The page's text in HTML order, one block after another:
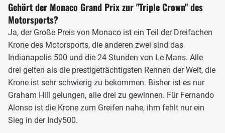
linksseitige Aufhängungen zerstört.
Anschließend geht es bergauf Richtung Beau Rivage und
Massenet. Die Linkskurve Massenet gehört zu den
schnellsten Ecken des Kurses und ist wegen einer Kuppe
schwer einzusehen. Nach der Casino-Kurve führt eine kurze
Gerade die Piloten bergab zur Mirabeau. Danach folgt eine
weitere kurze und sehr steile Bergab-Passage, ehe die
langsamste Kurve der Formel 1 folgt. Die ehemalige
Loews, heute Grand Hotel Hairpin, wird mit weniger als 50
Stundenkilometern durchfahren. Ist das Motoren-Mapping
Gehört der Monaco Grand Prix zur "Triple Crown" des
Motorsports?
Ja, der Große Preis von Monaco ist ein Teil der Dreifachen
Krone des Motorsports, die anderen zwei sind das
Indianapolis 500 und die 24 Stunden von Le Mans. Alle
drei gelten als die prestigeträchtigsten Rennen der Welt, die
Krone ist sehr schwierig zu bekommen. Bisher ist es nur
Graham Hill gelungen, alle drei zu gewinnen. Für Fernando
Alonso ist die Krone zum Greifen nahe, ihm fehlt nur ein
Sieg in der Indy500.